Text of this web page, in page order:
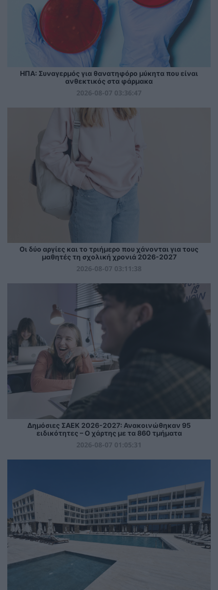
ΗΠΑ: Συναγερμός για θανατηφόρο μύκητα που είναι
ανθεκτικός στα φάρμακα
2026-08-07 03:36:47
Οι δύο αργίες και το τριήμερο που χάνονται για τους
μαθητές τη σχολική χρονιά 2026-2027
2026-08-07 03:11:38
Δημόσιες ΣΑΕΚ 2026-2027: Ανακοινώθηκαν 95
ειδικότητες – Ο χάρτης με τα 860 τμήματα
2026-08-07 01:05:31